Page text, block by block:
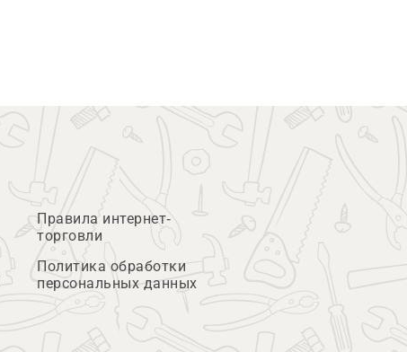
Правила интернет-
торговли
Политика обработки
персональных данных